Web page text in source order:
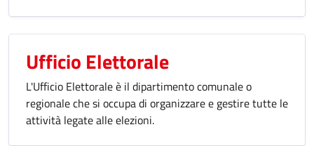
Ufficio Elettorale
L'Ufficio Elettorale è il dipartimento comunale o
regionale che si occupa di organizzare e gestire tutte le
attività legate alle elezioni.